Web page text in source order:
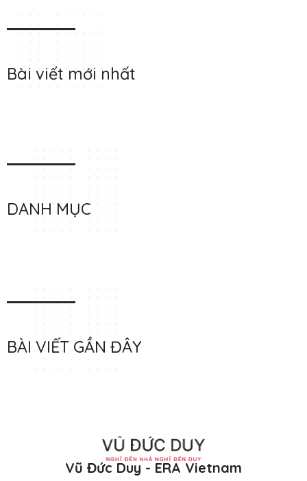
Bài viết mới nhất
DANH MỤC
BÀI VIẾT GẦN ĐÂY
Vũ Đức Duy - ERA Vietnam